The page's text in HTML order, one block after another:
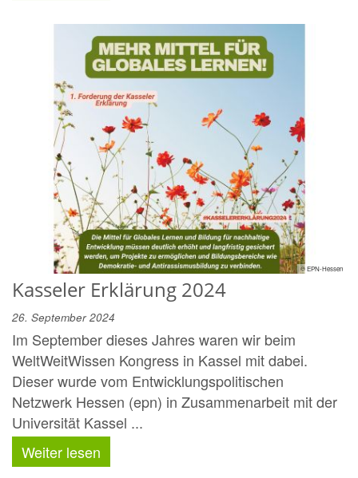
© EPN-Hessen
Kasseler Erklärung 2024
26. September 2024
Im September dieses Jahres waren wir beim
WeltWeitWissen Kongress in Kassel mit dabei.
Dieser wurde vom Entwicklungspolitischen
Netzwerk Hessen (epn) in Zusammenarbeit mit der
Universität Kassel ...
Weiter lesen